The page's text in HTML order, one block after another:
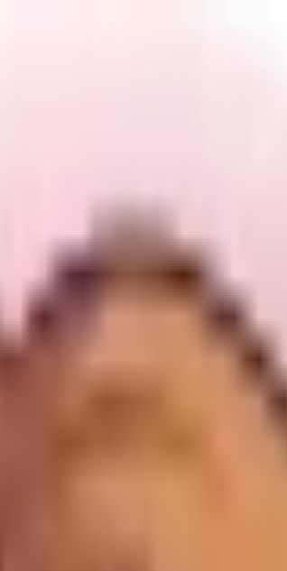
Ett välkänt verktyg för dig som
kan vi få en provision - utan extra